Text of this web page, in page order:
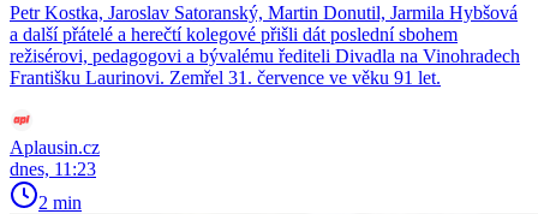
Petr Kostka, Jaroslav Satoranský, Martin Donutil, Jarmila Hybšová
a další přátelé a herečtí kolegové přišli dát poslední sbohem
režisérovi, pedagogovi a bývalému řediteli Divadla na Vinohradech
Františku Laurinovi. Zemřel 31. července ve věku 91 let.
Aplausin.cz
dnes, 11:23
2 min